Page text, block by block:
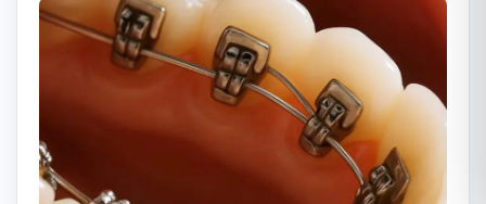
Български
Română
Русский